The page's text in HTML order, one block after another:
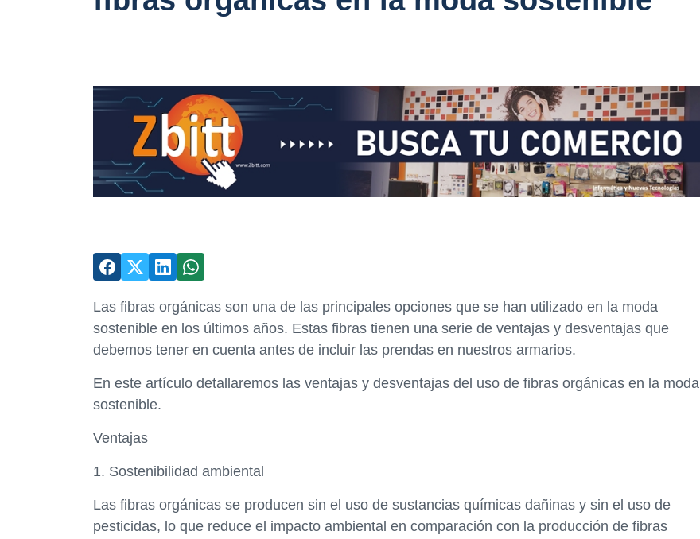
Las fibras orgánicas son una de las principales opciones que se han utilizado en la moda
sostenible en los últimos años. Estas fibras tienen una serie de ventajas y desventajas que
debemos tener en cuenta antes de incluir las prendas en nuestros armarios.
En este artículo detallaremos las ventajas y desventajas del uso de fibras orgánicas en la moda
sostenible.
Ventajas
1. Sostenibilidad ambiental
Las fibras orgánicas se producen sin el uso de sustancias químicas dañinas y sin el uso de
pesticidas, lo que reduce el impacto ambiental en comparación con la producción de fibras